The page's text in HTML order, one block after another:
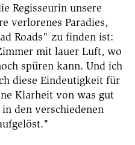
Regisseurin unsere
verlorenes Paradies,
Roads" zu finden ist:
mit lauer Luft, wo
spüren kann. Und ich
diese Eindeutigkeit für
Klarheit von was gut
den verschiedenen